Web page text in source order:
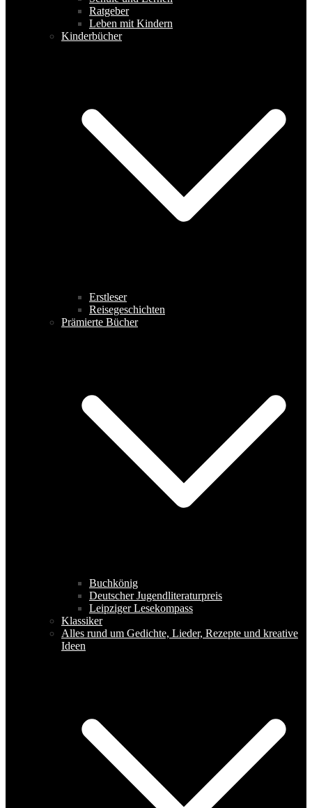
Ratgeber
Leben mit Kindern
Kinderbücher
Erstleser
Reisegeschichten
Prämierte Bücher
Buchkönig
Deutscher Jugendliteraturpreis
Leipziger Lesekompass
Klassiker
Alles rund um Gedichte, Lieder, Rezepte und kreative
Ideen